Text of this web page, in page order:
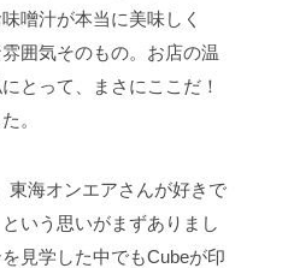
噌汁が本当に美味しく
囲気そのもの。お店の温
とって、まさにここだ！
。
東海オンエアさんが好きで
いう思いがまずありまし
見学した中でもCubeが印